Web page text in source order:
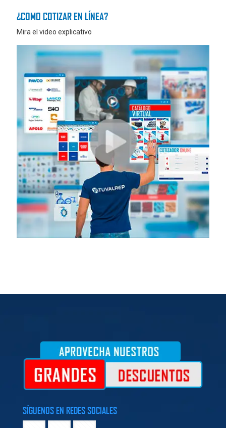
¿COMO COTIZAR EN LÍNEA?
Mira el video explicativo
SÍGUENOS EN REDES SOCIALES